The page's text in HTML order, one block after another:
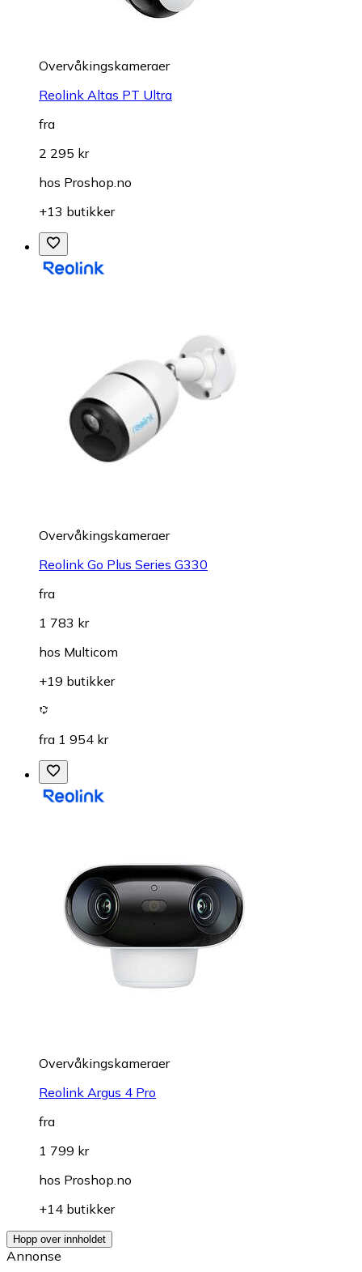
Overvåkings­kameraer
Reolink Altas PT Ultra
fra
2 295 kr
hos Proshop.no
+13 butikker
Overvåkings­kameraer
Reolink Go Plus Series G330
fra
1 783 kr
hos Multicom
+19 butikker
fra 1 954 kr
Overvåkings­kameraer
Reolink Argus 4 Pro
fra
1 799 kr
hos Proshop.no
+14 butikker
Hopp over innholdet
Annonse